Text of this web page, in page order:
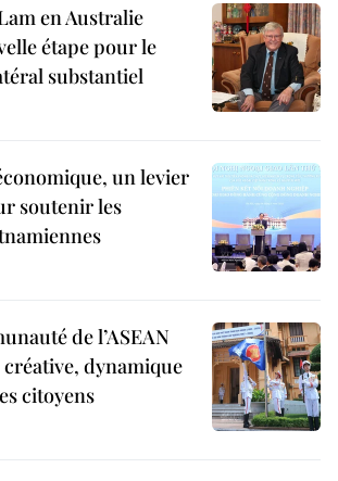
en Australie
étape pour le
substantiel
un levier
soutenir les
de l’ASEAN
créative, dynamique
citoyens